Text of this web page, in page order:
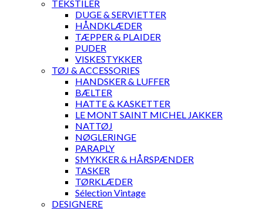
TEKSTILER
DUGE & SERVIETTER
HÅNDKLÆDER
TÆPPER & PLAIDER
PUDER
VISKESTYKKER
TØJ & ACCESSORIES
HANDSKER & LUFFER
BÆLTER
HATTE & KASKETTER
LE MONT SAINT MICHEL JAKKER
NATTØJ
NØGLERINGE
PARAPLY
SMYKKER & HÅRSPÆNDER
TASKER
TØRKLÆDER
Sélection Vintage
DESIGNERE